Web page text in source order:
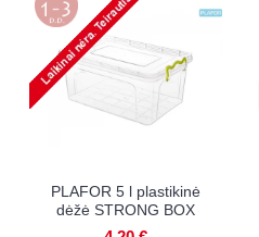
3 l plastikinė
BOX
PLAFOR
dėžė